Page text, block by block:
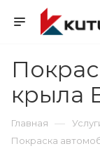
крыла
Главная —
Покраска